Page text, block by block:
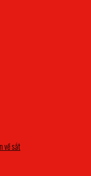
về sắt